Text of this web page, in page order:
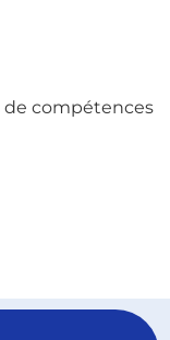
de compétences